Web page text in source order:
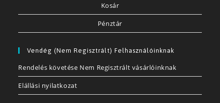
Kosár
Pénztár
Vendég (nem Regisztrált) Felhasználóinknak
Rendelés követése Nem Regisztrált vásárlóinknak
Elállási nyilatkozat